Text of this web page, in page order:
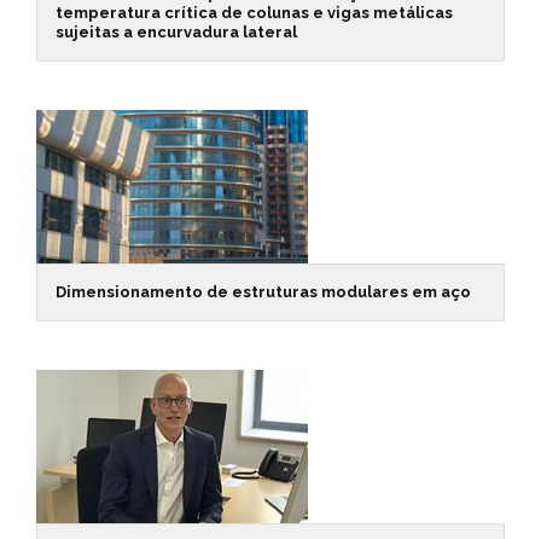
temperatura crítica de colunas e vigas metálicas
sujeitas a encurvadura lateral
Dimensionamento de estruturas modulares em aço